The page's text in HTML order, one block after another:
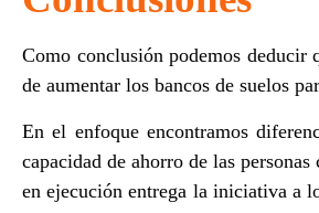
Como conclusión podemos deducir
de aumentar los bancos de suelos
En el enfoque encontramos
capacidad de ahorro de las
en ejecución entrega la iniciativa a